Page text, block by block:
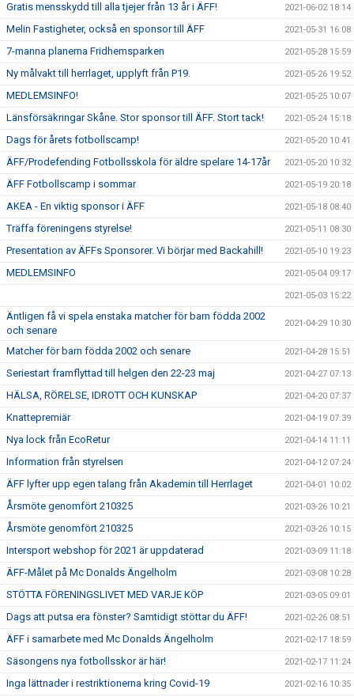
Gratis mensskydd till alla tjejer från 13 år i ÄFF! 2021-06-02 18:14
Melin Fastigheter, också en sponsor till ÄFF 2021-05-31 16:08
7-manna planerna Fridhemsparken 2021-05-28 15:59
Ny målvakt till herrlaget, upplyft från P19. 2021-05-26 19:52
MEDLEMSINFO! 2021-05-25 10:07
Länsförsäkringar Skåne. Stor sponsor till ÄFF. Stort tack! 2021-05-24 15:18
Dags för årets fotbollscamp! 2021-05-20 10:41
ÄFF/Prodefending Fotbollsskola för äldre spelare 14-17år 2021-05-20 10:32
ÄFF Fotbollscamp i sommar 2021-05-19 20:18
AKEA - En viktig sponsor i ÄFF 2021-05-18 08:40
Träffa föreningens styrelse! 2021-05-11 08:30
Presentation av ÄFFs Sponsorer. Vi börjar med Backahill! 2021-05-10 19:23
MEDLEMSINFO 2021-05-04 09:17
2021-05-03 15:22
Äntligen få vi spela enstaka matcher för barn födda 2002
och senare
2021-04-29 10:30
Matcher för barn födda 2002 och senare 2021-04-28 15:51
Seriestart framflyttad till helgen den 22-23 maj 2021-04-27 07:13
HÄLSA, RÖRELSE, IDROTT OCH KUNSKAP 2021-04-20 07:37
Knattepremiär 2021-04-19 07:39
Nya lock från EcoRetur 2021-04-14 11:11
Information från styrelsen 2021-04-12 07:24
ÄFF lyfter upp egen talang från Akademin till Herrlaget 2021-04-01 10:02
Årsmöte genomfört 210325 2021-03-26 10:21
Årsmöte genomfört 210325 2021-03-26 10:15
Intersport webshop för 2021 är uppdaterad 2021-03-09 11:18
ÄFF-Målet på Mc Donalds Ängelholm 2021-03-08 10:28
STÖTTA FÖRENINGSLIVET MED VARJE KÖP 2021-03-05 09:01
Dags att putsa era fönster? Samtidigt stöttar du ÄFF! 2021-02-26 08:51
ÄFF i samarbete med Mc Donalds Ängelholm 2021-02-17 18:59
Säsongens nya fotbollsskor är här! 2021-02-17 11:24
Inga lättnader i restriktionerna kring Covid-19 2021-02-16 10:35